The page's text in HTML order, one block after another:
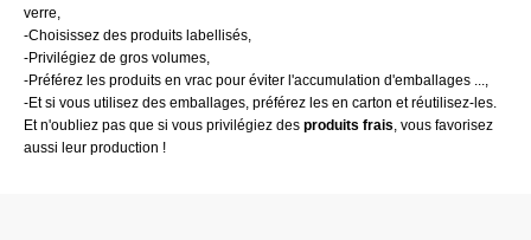
verre,
-Choisissez des produits labellisés,
-Privilégiez de gros volumes,
-Préférez les produits en vrac pour éviter l'accumulation d'emballages ...,
-Et si vous utilisez des emballages, préférez les en carton et réutilisez-les.
Et n'oubliez pas que si vous privilégiez des produits frais, vous favorisez
aussi leur production !